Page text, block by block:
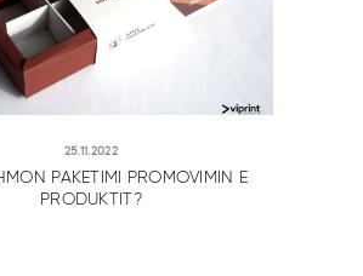
25.11.2022
PAKETIMI PROMOVIMIN E
PRODUKTIT?